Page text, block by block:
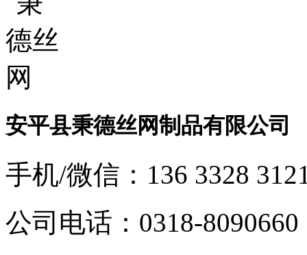
安平县秉德丝网制品有限公司
手机/微信： 136 3328
公司电话： 0318-8090660